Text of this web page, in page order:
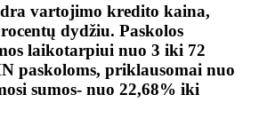
vartojimo kredito kaina,
dydžiu. Paskolos
laikotarpiui nuo 3 iki 72
paskoloms, priklausomai nuo
sumos- nuo 22,68% iki